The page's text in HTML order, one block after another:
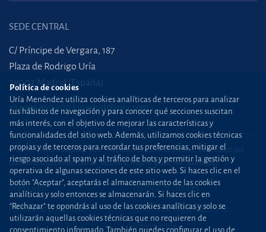
SEDE CENTRAL
C/ Príncipe de Vergara, 187
Plaza de Rodrigo Uría
28002 Madrid (España)
+34 915 860 400 madrid@uria.com
Uría Menéndez Abogados, S.L.P. | Registro Mercantil de Madrid, Tomo 24490 del
Libro de Inscripciones Folio 42, Sección 8, Hoja M-43976. NIF: B28563963
Mapa web Política de cookies
Política de privacidad
Política de Seguridad de la
Información
Política de cookies
Uría Menéndez utiliza cookies analíticas de terceros para analizar
tus hábitos de navegación y para conocer qué secciones suscitan
más interés, con el objetivo de mejorar las características y
funcionalidades del sitio web. Además, utilizamos cookies técnicas
propias y de terceros para recordar tus preferencias, mitigar el
riesgo asociado al spam y al tráfico de bots y permitir la gestión y
operativa de algunas secciones de este sitio web. Si haces clic en el
botón "Aceptar", aceptarás el almacenamiento de las cookies
analíticas y solo entonces se almacenarán. Si haces clic en
“Rechazar” te opondrás al uso de las cookies analíticas y solo se
utilizarán aquellas cookies técnicas que no requieren de
consentimiento informado. También puedes configurar el uso de